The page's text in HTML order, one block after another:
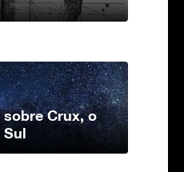
Crux, o
Sul